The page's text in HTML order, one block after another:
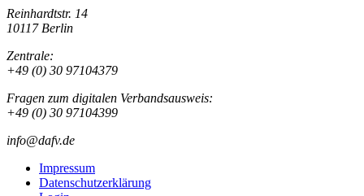
Reinhardtstr. 14
10117 Berlin
Zentrale:
+49 (0) 30 97104379
Fragen zum digitalen Verbandsausweis:
+49 (0) 30 97104399
info@dafv.de
Impressum
Datenschutzerklärung